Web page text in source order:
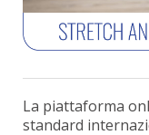
La piattaforma
standard